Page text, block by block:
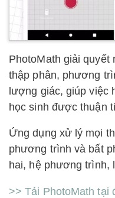
PhotoMath giải quyết
thập phân, phương
lượng giác, giúp việc
học sinh được thuận
Ứng dụng xử lý mọi
phương trình và bất
hai, hệ phương
>> Tải PhotoMath tại